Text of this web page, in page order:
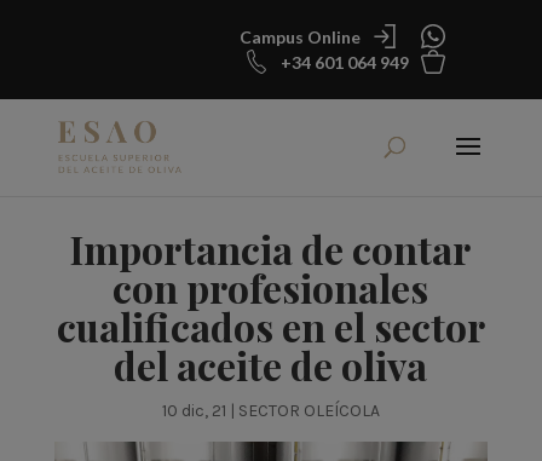
Campus Online
+34 601 064 949
Importancia de contar
con profesionales
cualificados en el sector
del aceite de oliva
10 dic, 21 | SECTOR OLEÍCOLA